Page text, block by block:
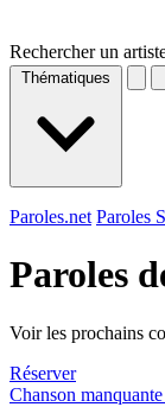
Rechercher un
Thématiques
Paroles.net Paroles
Paroles
Voir les prochains
Réserver
Chanson